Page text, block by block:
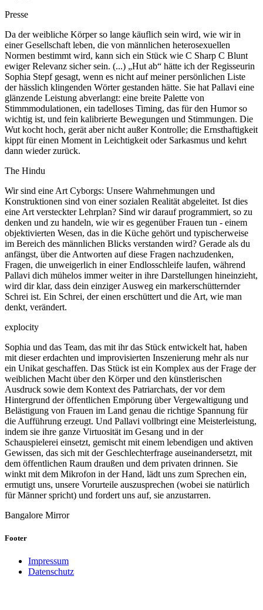
Presse
Da der weibliche Körper so lange käuflich sein wird, wie wir in
einer Gesellschaft leben, die von männlichen heterosexuellen
Normen bestimmt wird, kann sich ein Stück wie C Sharp C Blunt
ewiger Relevanz sicher sein. (...) „Hut ab“ hätte ich der Regisseurin
Sophia Stepf gesagt, wenn es nicht auf meiner persönlichen Liste
der hässlich klingenden Wörter gestanden hätte. Sie hat Pallavi eine
glänzende Leistung abverlangt: eine breite Palette von
Stimmmodulationen, ein tadelloses Timing, das für den Humor so
wichtig ist, und fein kalibrierte Bewegungen und Stimmungen. Die
Wut kocht hoch, gerät aber nicht außer Kontrolle; die Ernsthaftigkeit
kippt für einen Moment in Leichtigkeit oder Sarkasmus und kehrt
dann wieder zurück.
The Hindu
Wir sind eine Art Cyborgs: Unsere Wahrnehmungen und
Konstruktionen sind von einer sozialen Realität abgeleitet. Ist dies
eine Art versteckter Lehrplan? Sind wir darauf programmiert, so zu
denken und zu handeln, wie wir es gegenüber Frauen tun - einem
objektivierten Wesen, das in die Küche gehört und typischerweise
im Bereich des männlichen Blicks verstanden wird? Gerade als du
anfängst, über die Antworten auf diese Fragen nachzudenken,
Fragen, die unweigerlich in einer Endlosschleife laufen, während
Pallavi dich mühelos immer weiter in ihre Darstellungen hineinzieht,
wird dir klar, dass dein einziger Ausweg ein markerschütternder
Schrei ist. Ein Schrei, der einen erschüttert und die Art, wie man
denkt, verändert.
explocity
Sophia und das Team, das mit ihr das Stück entwickelt hat, haben
mit dieser erdachten und improvisierten Inszenierung mehr als nur
ein Unikat geschaffen. Das Stück ist ein Komplex aus der Frage der
weiblichen Macht über den Körper und den künstlerischen
Ausdruck sowie dem Kontext des Patriarchats, der vor dem
Hintergrund der öffentlichen Empörung über Vergewaltigung und
Belästigung von Frauen im Land genau die richtige Spannung für
die Aufführung erzeugt. Und Pallavi vollbringt eine Meisterleistung,
indem sie ihre ganze Virtuosität im Gesang und in der
Schauspielerei einsetzt, gemischt mit einem lebendigen und aktiven
Gewissen, das sich mit der Geschlechterfrage auseinandersetzt, mit
dem öffentlichen Raum draußen und dem privaten drinnen. Sie
winkt mit dem Mikrofon in der Hand, lädt uns zum Sprechen ein,
ermutigt uns, unsere Vorurteile auszusprechen (wobei sie natürlich
für Männer spricht) und fordert uns auf, sie anzustarren.
Bangalore Mirror
Footer
Impressum
Datenschutz